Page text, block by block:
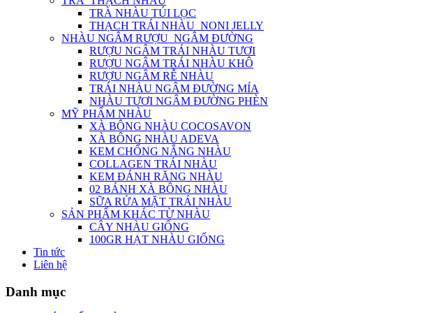
TRÀ NHÀU TÚI LỌC
THẠCH TRÁI NHÀU_NONI JELLY
NHÀU NGÂM RƯỢU_NGÂM ĐƯỜNG
RƯỢU NGÂM TRÁI NHÀU TƯƠI
RƯỢU NGÂM TRÁI NHÀU KHÔ
RƯỢU NGÂM RỄ NHÀU
TRÁI NHÀU NGÂM ĐƯỜNG MÍA
NHÀU TƯƠI NGÂM ĐƯỜNG PHÈN
MỸ PHẨM NHÀU
XÀ BÔNG NHÀU COCOSAVON
XÀ BÔNG NHÀU ADEVA
KEM CHỐNG NẮNG NHÀU
COLLAGEN TRÁI NHÀU
KEM ĐÁNH RĂNG NHÀU
02 BÁNH XÀ BÔNG NHÀU
SỮA RỬA MẶT TRÁI NHÀU
SẢN PHẨM KHÁC TỪ NHÀU
CÂY NHÀU GIỐNG
100GR HẠT NHÀU GIỐNG
Tin tức
Liên hệ
Danh mục